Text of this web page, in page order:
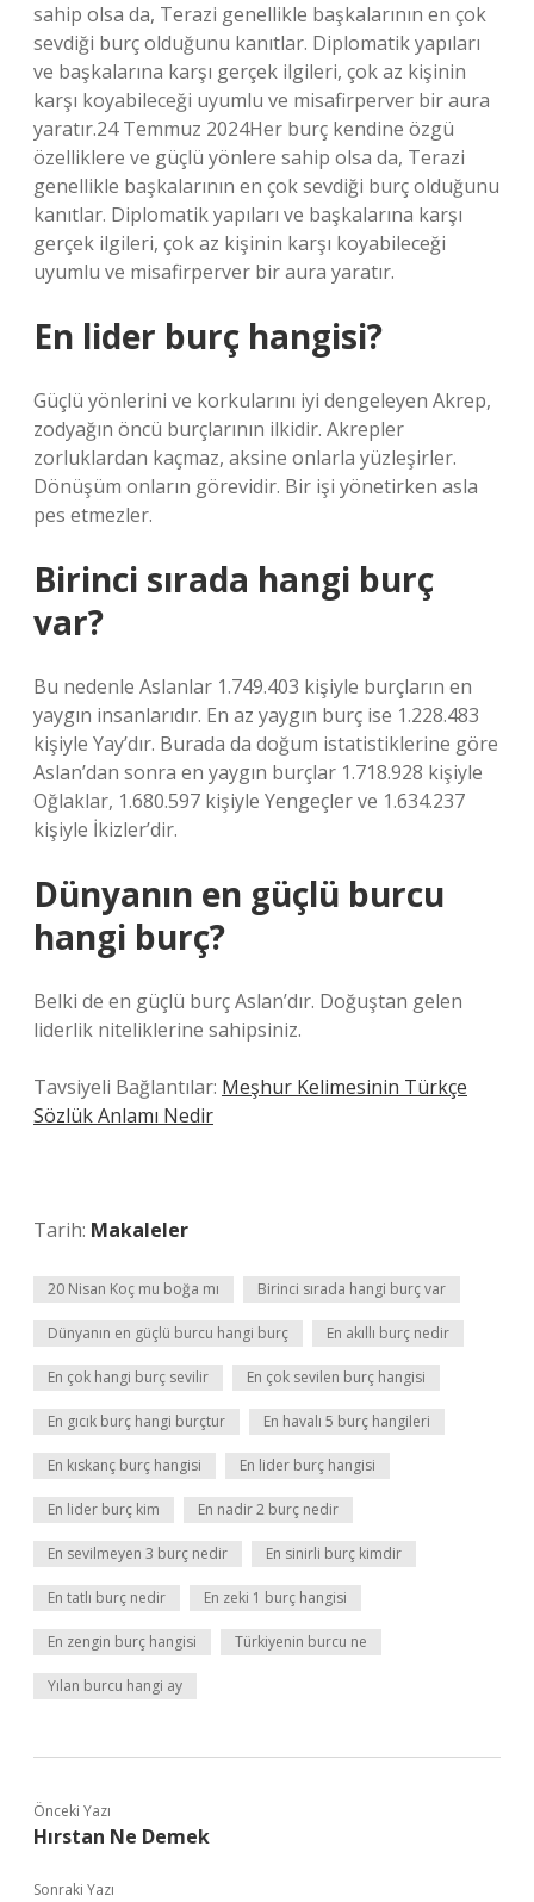
sahip olsa da, Terazi genellikle başkalarının en çok
sevdiği burç olduğunu kanıtlar. Diplomatik yapıları
ve başkalarına karşı gerçek ilgileri, çok az kişinin
karşı koyabileceği uyumlu ve misafirperver bir aura
yaratır.24 Temmuz 2024Her burç kendine özgü
özelliklere ve güçlü yönlere sahip olsa da, Terazi
genellikle başkalarının en çok sevdiği burç olduğunu
kanıtlar. Diplomatik yapıları ve başkalarına karşı
gerçek ilgileri, çok az kişinin karşı koyabileceği
uyumlu ve misafirperver bir aura yaratır.
En lider burç hangisi?
Güçlü yönlerini ve korkularını iyi dengeleyen Akrep,
zodyağın öncü burçlarının ilkidir. Akrepler
zorluklardan kaçmaz, aksine onlarla yüzleşirler.
Dönüşüm onların görevidir. Bir işi yönetirken asla
pes etmezler.
Birinci sırada hangi burç
var?
Bu nedenle Aslanlar 1.749.403 kişiyle burçların en
yaygın insanlarıdır. En az yaygın burç ise 1.228.483
kişiyle Yay’dır. Burada da doğum istatistiklerine göre
Aslan’dan sonra en yaygın burçlar 1.718.928 kişiyle
Oğlaklar, 1.680.597 kişiyle Yengeçler ve 1.634.237
kişiyle İkizler’dir.
Dünyanın en güçlü burcu
hangi burç?
Belki de en güçlü burç Aslan’dır. Doğuştan gelen
liderlik niteliklerine sahipsiniz.
Tavsiyeli Bağlantılar: Meşhur Kelimesinin Türkçe
Sözlük Anlamı Nedir
Tarih: Makaleler
20 Nisan Koç mu boğa mı Birinci sırada hangi burç var
Dünyanın en güçlü burcu hangi burç En akıllı burç nedir
En çok hangi burç sevilir En çok sevilen burç hangisi
En gıcık burç hangi burçtur En havalı 5 burç hangileri
En kıskanç burç hangisi En lider burç hangisi
En lider burç kim En nadir 2 burç nedir
En sevilmeyen 3 burç nedir En sinirli burç kimdir
En tatlı burç nedir En zeki 1 burç hangisi
En zengin burç hangisi Türkiyenin burcu ne
Yılan burcu hangi ay
Önceki Yazı
Hırstan Ne Demek
Sonraki Yazı